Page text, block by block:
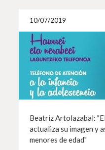
10/07/2019
Beatriz Artolazabal:
actualiza su imagen y
menores de edad"